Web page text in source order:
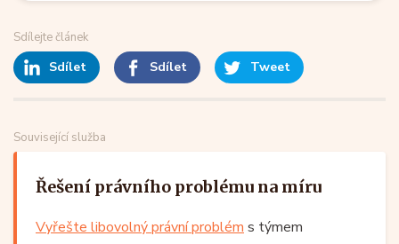
Sdílejte článek
Sdílet Sdílet Tweet
Související služba
Řešení právního problému na míru
Vyřešte libovolný právní problém s týmem